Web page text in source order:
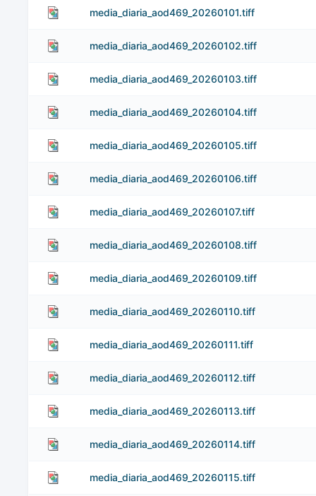
media_diaria_aod469_20260101.tiff
media_diaria_aod469_20260102.tiff
media_diaria_aod469_20260103.tiff
media_diaria_aod469_20260104.tiff
media_diaria_aod469_20260105.tiff
media_diaria_aod469_20260106.tiff
media_diaria_aod469_20260107.tiff
media_diaria_aod469_20260108.tiff
media_diaria_aod469_20260109.tiff
media_diaria_aod469_20260110.tiff
media_diaria_aod469_20260111.tiff
media_diaria_aod469_20260112.tiff
media_diaria_aod469_20260113.tiff
media_diaria_aod469_20260114.tiff
media_diaria_aod469_20260115.tiff